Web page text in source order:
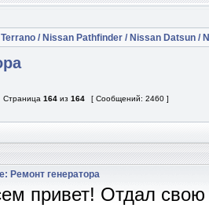
/ Nissan Pathfinder / Nissan Datsun /
Страница 164 из 164
[ Сообщений: 2460 ]
Ремонт генератора
привет! Отдал свою